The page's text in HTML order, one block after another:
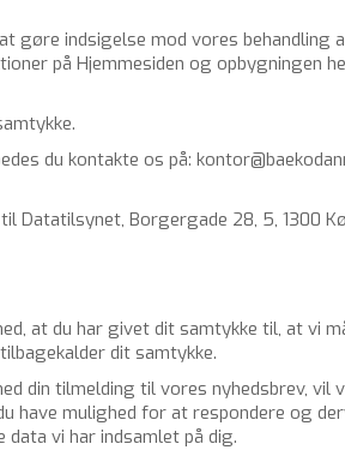
ind­si­gel­se mod vores be­hand­ling
på Hjem­mesi­den og op­byg­nin­gen
du kon­tak­te os på:
Da­ta­til­sy­net, Bor­ger­ga­de 28, 5, 1300
at du har givet dit samtyk­ke til, at vi
dit samtyk­ke.
din til­mel­ding til vores nyheds­brev,
have mu­lig­hed for at re­spon­de­re og
vi har ind­sam­let på dig.